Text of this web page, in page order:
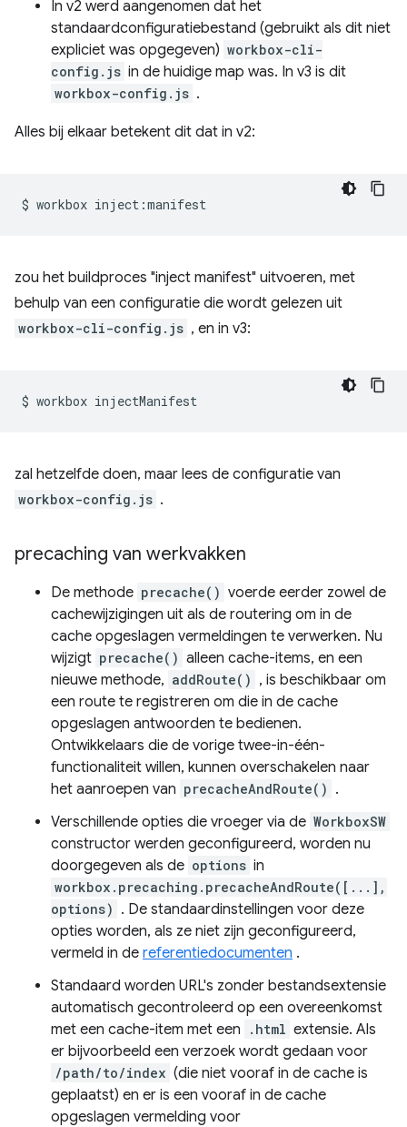
In v2 werd aangenomen dat het
standaardconfiguratiebestand (gebruikt als dit niet
expliciet was opgegeven) workbox-cli-
config.js in de huidige map was. In v3 is dit
workbox-config.js .
Alles bij elkaar betekent dit dat in v2:
$ workbox
zou het buildproces "inject manifest" uitvoeren, met
behulp van een configuratie die wordt gelezen uit
workbox-cli-config.js , en in v3:
$ workbox
zal hetzelfde doen, maar lees de configuratie van
workbox-config.js .
precaching van werkvakken
De methode precache() voerde eerder zowel de
cachewijzigingen uit als de routering om in de
cache opgeslagen vermeldingen te verwerken. Nu
wijzigt precache() alleen cache-items, en een
nieuwe methode, addRoute() , is beschikbaar om
een ​​route te registreren om die in de cache
opgeslagen antwoorden te bedienen.
Ontwikkelaars die de vorige twee-in-één-
functionaliteit willen, kunnen overschakelen naar
het aanroepen van precacheAndRoute() .
Verschillende opties die vroeger via de WorkboxSW
constructor werden geconfigureerd, worden nu
doorgegeven als de options in
workbox.precaching.precacheAndRoute([...],
options) . De standaardinstellingen voor deze
opties worden, als ze niet zijn geconfigureerd,
vermeld in de referentiedocumenten .
Standaard worden URL's zonder bestandsextensie
automatisch gecontroleerd op een overeenkomst
met een cache-item met een
.html extensie. Als
er bijvoorbeeld een verzoek wordt gedaan voor
/path/to/index (die niet vooraf in de cache is
geplaatst) en er is een vooraf in de cache
opgeslagen vermelding voor